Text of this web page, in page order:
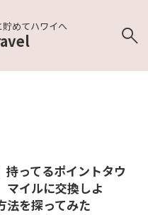
めてハワイへ
持ってるポイントタウ
イルに交換しよ
を探ってみた